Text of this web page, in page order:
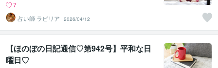
7
占い師 ラビリア
2026/04/12
【ほのぼの日記通信♡第942号】平和な日
曜日♡